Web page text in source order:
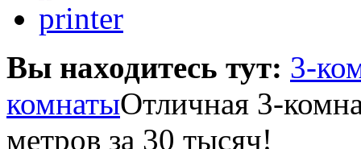
Вы находитесь тут: 3-
комнатыОтличная 3-
метров за 30 тысяч!